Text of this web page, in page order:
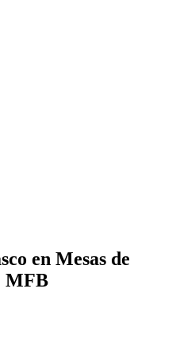
en Mesas de
MFB